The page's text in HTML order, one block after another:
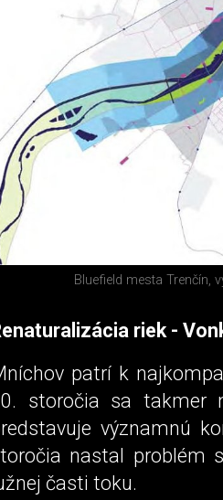
Bluefield mesta Trenčín,
riek -
patrí k
storočia sa takmer
významnú
nastal problém
časti toku.